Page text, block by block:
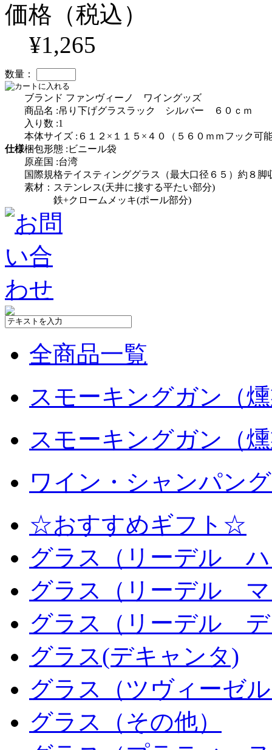
価格（税込）
¥1,265
数量：
仕様
ブランド ファンヴィーノ ワイングッズ
商品名 :吊り下げグラスラック シルバー ６０ｃｍ
入り数 :1
本体サイズ :６１２×１１５×４０（５６０ｍｍフック可
梱包形態 :ビニール袋
原産国 :台湾
国際規格テイスティンググラス（最大口径６５）約８脚
素材：ステンレス(天井に接する平たい部分)
鉄+クロームメッキ(ポール部分)
全商品一覧
スモーキングガン（
スモーキングガン（
ワイン・シャンパン
☆おすすめギフト☆
グラス（リーデル
グラス（リーデル
グラス（リーデル
グラス(デキャンタ)
グラス（ツヴィーゼ
グラス（その他）